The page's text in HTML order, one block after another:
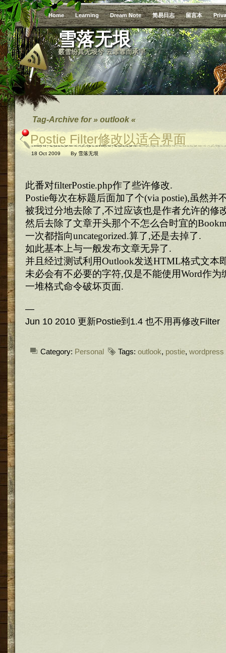
Home Learning Dream Note 简易日志 留言本
雪落无垠
霰雪纷其无垠兮 云霏霏而承宇
Tag-Archive for » outlook «
Postie Filter修改以适合界面
18 Oct 2009 By 雪落无垠
此番对filterPostie.php作了些许修改.
Postie每次在标题后面加了个(via postie),虽然并
被我过分地去除了,不过应该也是作者允许的修
然后去除了文章开头那个不怎么合时宜的
一次都指向uncategorized.算了,还是去掉了.
如此基本上与一般发布文章无异了.
并且经过测试利用Outlook发送HTML格式文本
未必会有不必要的字符,仅是不能使用Word作为
一堆格式命令破坏页面.
—
Jun 10 2010 更新Postie到1.4 也不用再修改Filter
Category: Personal Tags: outlook, postie, wordpress